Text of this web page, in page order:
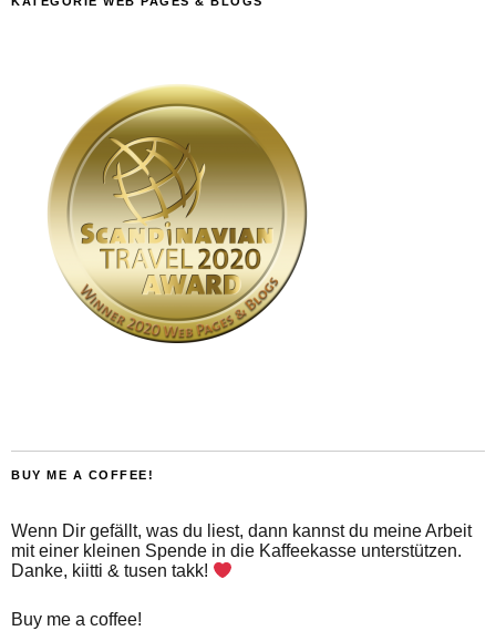
BUY ME A COFFEE!
Wenn Dir gefällt, was du liest, dann kannst du meine Arbeit
mit einer kleinen Spende in die Kaffeekasse unterstützen.
Danke, kiitti & tusen takk!
Buy me a coffee!